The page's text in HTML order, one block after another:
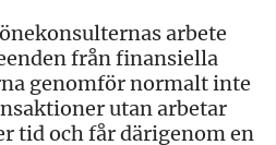
arbete
från finansiella
genomför normalt inte
utan arbetar
tid och får därigenom en